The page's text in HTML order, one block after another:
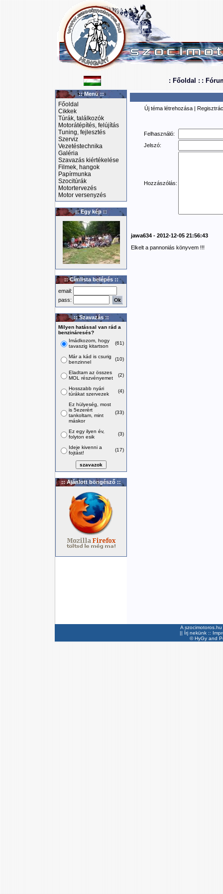
: Főoldal : :
:: Menü ::
Főoldal
Cikkek
Túrák, találkozók
Motorátépítés, felújítás
Tuning, fejlesztés
Szerviz
Vezetéstechnika
Galéria
Szavazás kiértékelése
Filmek, hangok
Papírmunka
Szocitúrák
Motortervezés
Motor versenyzés
:: Egy kép ::
:: Címlista belépés ::
email:
pass:
:: Szavazás ::
Milyen hatással van rád a
benzináresés?
Imádkozom, hogy
tavaszig kitartson
(61)
Már a kád is csurig
benzinnel
(10)
Eladtam az összes
MOL részvényemet
(2)
Hosszabb nyári
túrákat szervezek
(4)
Ez hülyeség, most
is 5ezerért
tankoltam, mint
máskor
(33)
Ez egy ilyen év,
folyton esik
(3)
Ideje kivenni a
fojtást!
(17)
:: Ajánlott böngésző ::
Új téma létrehozása |
Felhasználó:
Jelszó:
Hozzászólás:
jawa634 - 2012-12-05 21:56:43
Elkelt a pannoniás könyvem !!!
A
|| Írj nekünk ::
©HyGyand